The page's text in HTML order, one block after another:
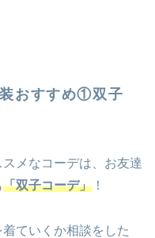
おすすめ①双子
メなコーデは、お友達
「双子コーデ」 ！
ていくか相談をした